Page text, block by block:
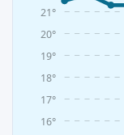
16°
17°
18°
19°
20°
21°